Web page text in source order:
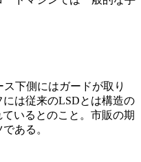
下側にはガードが取り
は従来のLSDとは構造の
いるとのこと。市販の期
ある。